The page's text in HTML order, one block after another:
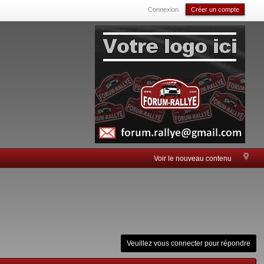
Connexion Créer un compte
Voir le nouveau contenu
Veuillez vous connecter pour répondre